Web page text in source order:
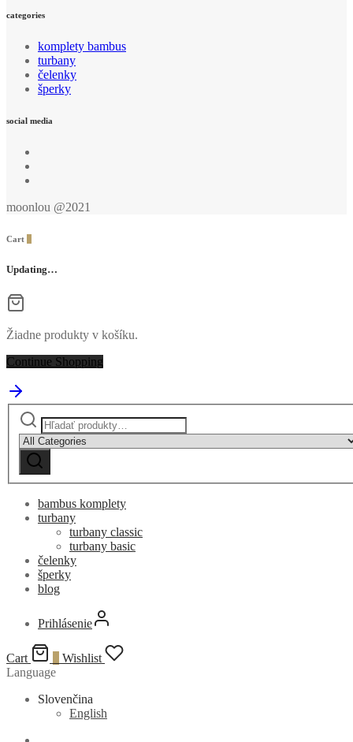
categories
komplety bambus
turbany
čelenky
šperky
social media
moonlou @2021
Cart
Updating…
Žiadne produkty v košíku.
Continue Shopping
Hľadať:
bambus komplety
turbany
turbany classic
turbany basic
čelenky
šperky
blog
Prihlásenie
Cart
Wishlist
Language
Slovenčina
English